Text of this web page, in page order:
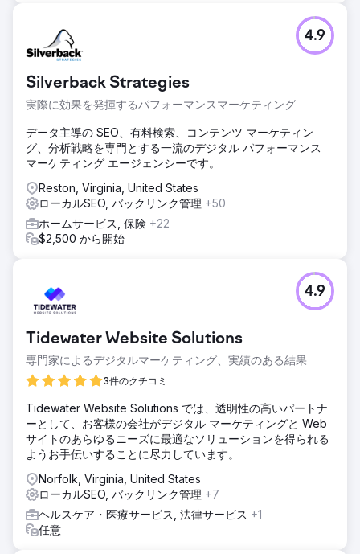
Silverback Strategies
実際に効果を発揮するパフォーマンスマーケティング
4.9
データ主導の SEO、有料検索、コンテンツ マーケティン
グ、分析戦略を専門とする一流のデジタル パフォーマンス
マーケティング エージェンシーです。
Reston, Virginia, United States
ローカルSEO, バックリンク管理 +50
ホームサービス, 保険 +22
$2,500 から開始
Tidewater Website Solutions
専門家によるデジタルマーケティング、実績のある結果
3件のクチコミ
4.9
Tidewater Website Solutions では、透明性の高いパートナ
ーとして、お客様の会社がデジタル マーケティングと Web
サイトのあらゆるニーズに最適なソリューションを得られる
ようお手伝いすることに尽力しています。
Norfolk, Virginia, United States
ローカルSEO, バックリンク管理 +7
ヘルスケア・医療サービス, 法律サービス +1
任意